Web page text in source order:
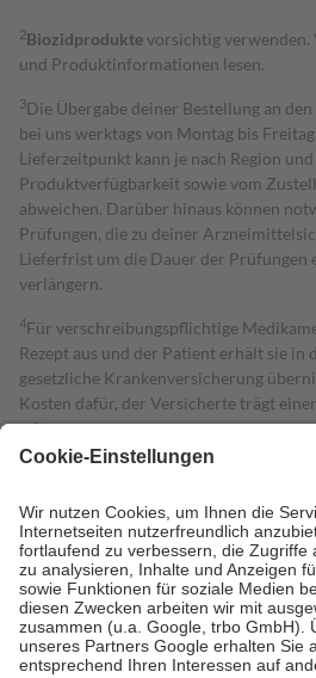
2Biozidproduktevorsichtig verwenden.
und Produktinformationen lesen.
3Die Übergabe deiner Bestellung an
bei uns werktags von Montag bis
Lieferzeitpunkt kann je nach Region
Produktverfügbarkeit sowie vom
abweichen. Darüber hinaus können
Prüfungen, die zu deiner
Lieferfrist um die Dauer der Prüfungen
verlängern.
4Für verschreibungspflichtige
Rezept aus und der Patient erhält sie in
gesetzliche Krankenversicherung
Kosten dafür, der Versicherte trägt
mit.
Grundsätzlich leisten Mitglieder
höchstens zehn Euro.
Es sind jedoch
Kosten der Leistung zu entrichten.
Diese Regeln gelten grundsätzlich
Bei Heilmitteln und häuslicher
Zuzahlung zehn Prozent der Kosten
Verordnung.
Um das Engagement der Versicherten